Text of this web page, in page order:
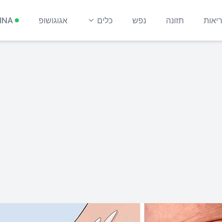
תזונה נפש כלים אגוגושופ